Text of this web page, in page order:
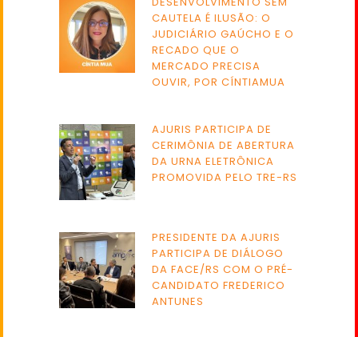
CAUTELA É ILUSÃO: O
JUDICIÁRIO GAÚCHO E O
RECADO QUE O
MERCADO PRECISA
OUVIR, POR CÍNTIAMUA
AJURIS PARTICIPA DE
CERIMÔNIA DE ABERTURA
DA URNA ELETRÔNICA
PROMOVIDA PELO TRE-RS
PRESIDENTE DA AJURIS
PARTICIPA DE DIÁLOGO
DA FACE/RS COM O PRÉ-
CANDIDATO FREDERICO
ANTUNES